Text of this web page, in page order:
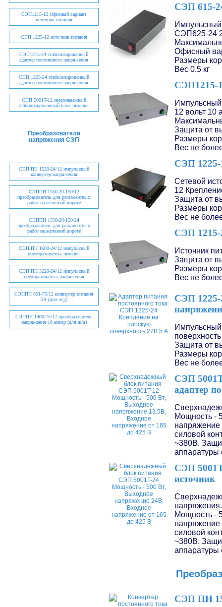
СЭП1215-12 Офисный вариант
источник питания
СЭП 1225-12 источник питания
СЭП1215-24 стабилизированный
адаптер постоянного напряжения
СЭП 1225-24 стабилизированный
адаптер постоянного напряжения
СЭП 5001T-12 сверхнадежный
стабилизированный блок питания
Преобразователи
напряжения СЭП
СЭП ПН 1520-24/12импульсный
конвертер напряжения
СЭППН 1550-20-150/12
преобразователь для регламентных
работ на железной дороге
СЭППН 1550-20-150/24
преобразователь для регламентных
работ на железной дороге
СЭП ПН 1600-24/12импульсный
преобразователь питания
СЭП ПН 3220-24/12импульсный
преобразователь напряжения
СЭППН 651-75/12 конвертер питания
5А (для ж/д)
СЭППН 1400-75/12преобразователь
напряжения 10 ампер (для ж/д)
СЭП 615-
Импульсный
СЭП625-24
Офисный
Размеры
Вес 0.5 кг
СЭП1215-
12 вольт 10
Защита от
Размеры
Вес не
СЭП 1225-
Сетевой
12
Защита от
Размеры
Вес не
СЭП 1215-
Источник
Защита от
Размеры
Вес не
СЭП 1225-
Защита от
Размеры
Вес не
СЭП
адаптер
Мощность -
силовой
~380В.
аппаратуры
СЭП
источник
напряжения.
Мощность -
силовой
~380В.
аппаратуры
СЭП ПН